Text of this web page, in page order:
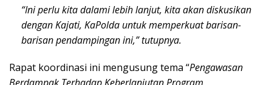
“Ini perlu kita dalami lebih lanjut, kita akan diskusikan
dengan Kajati, KaPolda untuk memperkuat barisan-
barisan pendampingan ini,” tutupnya.
Rapat koordinasi ini mengusung tema “Pengawasan